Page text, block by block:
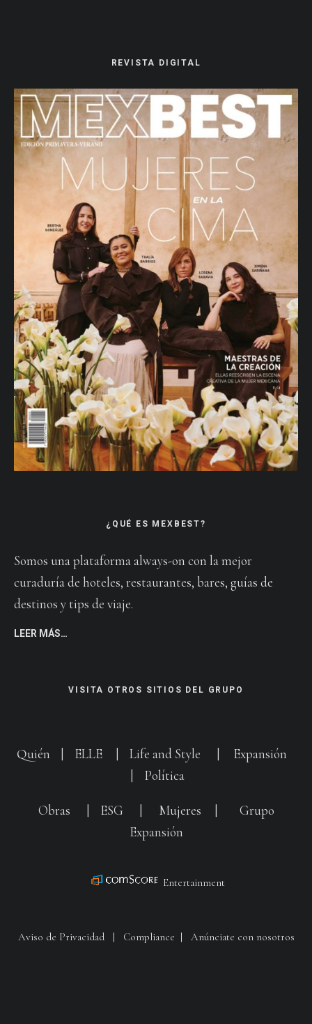
REVISTA DIGITAL
¿QUÉ ES MEXBEST?
Somos una plataforma always-on con la mejor
curaduría de hoteles, restaurantes, bares, guías de
destinos y tips de viaje.
LEER MÁS…
VISITA OTROS SITIOS DEL GRUPO
Quién ELLE Life and Style
Expansión
Política
Obras ESG Mujeres
Grupo
Expansión
Entertainment
Aviso de Privacidad| Compliance | Anúnciate con nosotros